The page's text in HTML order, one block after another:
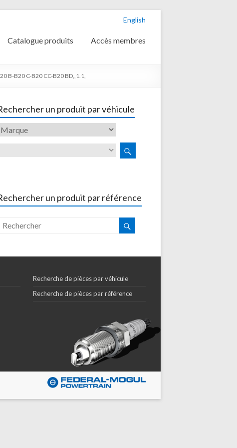
English
Catalogue produits Accès membres
B-B20 C-B20 CC-B20 BD,,1.1,
un produit par véhicule
un produit par référence
Recherche de pièces par véhicule
Recherche de pièces par référence